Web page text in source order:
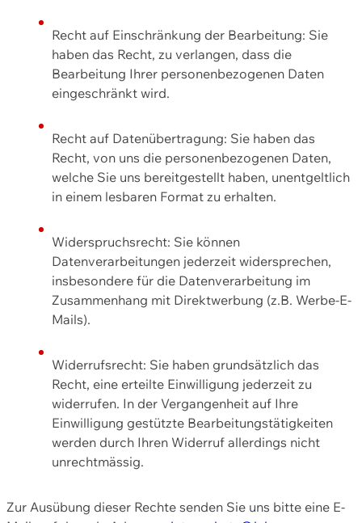
Recht auf Einschränkung der Bearbeitung: Sie
haben das Recht, zu verlangen, dass die
Bearbeitung Ihrer personenbezogenen Daten
eingeschränkt wird.
Recht auf Datenübertragung: Sie haben das
Recht, von uns die personenbezogenen Daten,
welche Sie uns bereitgestellt haben, unentgeltlich
in einem lesbaren Format zu erhalten.
Widerspruchsrecht: Sie können
Datenverarbeitungen jederzeit widersprechen,
insbesondere für die Datenverarbeitung im
Zusammenhang mit Direktwerbung (z.B. Werbe-E-
Mails).
Widerrufsrecht: Sie haben grundsätzlich das
Recht, eine erteilte Einwilligung jederzeit zu
widerrufen. In der Vergangenheit auf Ihre
Einwilligung gestützte Bearbeitungstätigkeiten
werden durch Ihren Widerruf allerdings nicht
unrechtmässig.
Zur Ausübung dieser Rechte senden Sie uns bitte eine E-